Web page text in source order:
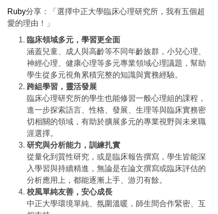
Ruby分享：「選擇中正大學臨床心理研究所，我有五個超
愛的理由！」
臨床領域多元，學習更全面
涵蓋兒童、成人與高齡等不同年齡族群，小兒心理、
神經心理、健康心理等多元專業領域心理議題，幫助
學生從多元視角累積完整的知識與實務經驗。
跨組學習，靈活發展
臨床心理研究所的學生也能修習一般心理組的課程，
進一步探索語言、性格、發展、生理等與臨床實務密
切相關的領域，有助於擴展多元的專業視野與未來職
涯選擇。
研究與分析能力，訓練扎實
從量化到質性研究，或是臨床報告撰寫，學生皆能深
入學習與持續精進，無論是在論文撰寫或臨床評估的
分析應用上，都能逐漸上手、游刃有餘。
校風單純友善，安心成長
中正大學環境單純、氛圍溫暖，師生間合作緊密、互